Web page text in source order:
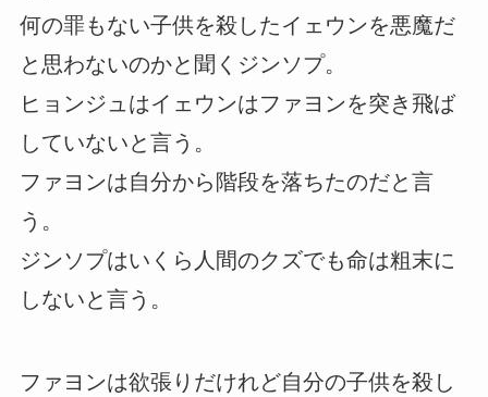
何の罪もない子供を殺したイェウンを悪魔だ
と思わないのかと聞くジンソプ。
ヒョンジュはイェウンはファヨンを突き飛ば
していないと言う。
ファヨンは自分から階段を落ちたのだと言
う。
ジンソプはいくら人間のクズでも命は粗末に
しないと言う。
ファヨンは欲張りだけれど自分の子供を殺し